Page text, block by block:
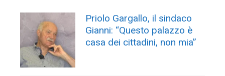
Priolo Gargallo, il sindaco
Gianni: “Questo palazzo è
casa dei cittadini, non mia”